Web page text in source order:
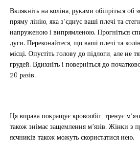
Вклякніть на коліна, руками обіпріться об
пряму лінію, яка з’єднує ваші плечі та
напруженою і випрямленою. Прогніться
дуги. Переконайтеся, що ваші плечі та
місці. Опустіть голову до підлоги, але не
грудей. Вдихніть і поверніться до
20 разів.
Ця вправа покращує кровообіг, тренує
також знімає защемлення м’язів. Жінки з
яєчників також можуть скористатися нею.